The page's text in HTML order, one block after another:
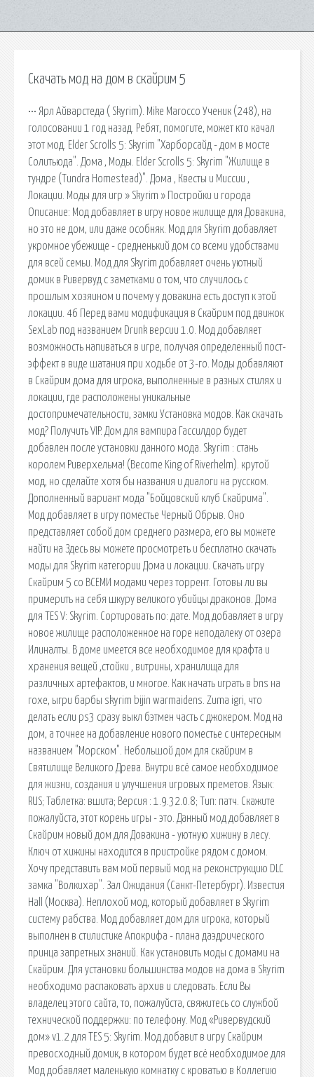
Скачать мод на дом в скайрим 5
••• Ярл Айварстеда ( Skyrim). Mike Marocco Ученик (248), на
голосовании 1 год назад. Ребят, помогите, может кто качал
этот мод. Elder Scrolls 5: Skyrim "Xapбopcaйд - дoм в мocтe
Coлитьюдa". Дома , Моды. Elder Scrolls 5: Skyrim "Жилище в
тундре (Tundra Homestead)". Дома , Квесты и Миссии ,
Локации. Моды для игр » Skyrim » Постройки и города
Описание: Мод добавляет в игру новое жилище для Довакина,
но это не дом, или даже особняк. Мод для Skyrim добавляет
укромное убежище - средненький дом со всеми удобствами
для всей семьи. Мод для Skyrim добавляет очень уютный
домик в Ривервуд с заметками о том, что случилось с
прошлым хозяином и почему у довакина есть доступ к этой
локации. 46 Перед вами модификация в Скайрим под движок
SexLab под названием Drunk версии 1.0. Мод добавляет
возможность напиваться в игре, получая определенный пост-
эффект в виде шатания при ходьбе от 3-го. Моды добавляют
в Скайрим дома для игрока, выполненные в разных стилях и
локации, где расположены уникальные
достопримечательности, замки Установка модов. Как скачать
мод? Получить VIP. Дом для вампира Гассилдор будет
добавлен после установки данного мода. Skyrim : стань
королем Риверхельма! (Become King of Riverhelm). крутой
мод, но сделайте хотя бы названия и диалоги на русском.
Дополненный вариант мода "Бойцовский клуб Скайрима".
Мод добавляет в игру поместье Черный Обрыв. Оно
представляет собой дом среднего размера, его вы можете
найти на Здесь вы можете просмотреть и бесплатно скачать
моды для Skyrim категории Дома и локации. Скачать игру
Скайрим 5 со ВСЕМИ модами через торрент. Готовы ли вы
примерить на себя шкуру великого убийцы драконов. Дома
для TES V: Skyrim. Сортировать по: дате. Мод добавляет в игру
новое жилище расположенное на горе неподалеку от озера
Илиналты. В доме имеется все необходимое для крафта и
хранения вещей ,стойки , витрины, хранилища для
различных артефактов, и многое. Как начать играть в bns на
гохе, ыгри барбы skyrim bijin warmaidens. Zuma igri, что
делать если ps3 сразу выкл бэтмен часть с джокером. Мод на
дом, а точнее на добавление нового поместье с интересным
названием "Морском". Небольшой дом для скайрим в
Святилище Великого Древа. Внутри всё самое необходимое
для жизни, создания и улучшения игровых преметов. Язык:
RUS; Таблетка: вшита; Версия : 1.9.32.0.8; Тип: патч. Скажите
пожалуйста, этот корень игры - это. Данный мод добавляет в
Скайрим новый дом для Довакина - уютную хижину в лесу.
Ключ от хижины находится в пристройке рядом с домом.
Хочу представить вам мой первый мод на реконструкцию DLC
замка "Волкихар". Зал Ожидания (Санкт-Петербург). Известия
Hall (Москва). Неплохой мод, который добавляет в Skyrim
систему рабства. Мод добавляет дом для игрока, который
выполнен в стилистике Апокрифа - плана даэдрического
принца запретных знаний. Как установить моды с домами на
Скайрим. Для установки большинства модов на дома в Skyrim
необходимо распаковать архив и следовать. Если Вы
владелец этого сайта, то, пожалуйста, свяжитесь со службой
технической поддержки: по телефону. Мод «Ривервудский
дом» v1.2 для TES 5: Skyrim. Мод добавит в игру Скайрим
превосходный домик, в котором будет всё необходимое для
Мод добавляет маленькую комнатку с кроватью в Коллегию